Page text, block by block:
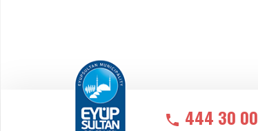
444 30 00